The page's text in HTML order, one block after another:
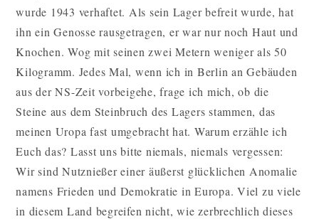
wurde 1943 verhaftet. Als sein Lager befreit wurde, hat
ihn ein Genosse rausgetragen, er war nur noch Haut und
Knochen. Wog mit seinen zwei Metern weniger als 50
Kilogramm. Jedes Mal, wenn ich in Berlin an Gebäuden
aus der NS-Zeit vorbeigehe, frage ich mich, ob die
Steine aus dem Steinbruch des Lagers stammen, das
meinen Uropa fast umgebracht hat. Warum erzähle ich
Euch das? Lasst uns bitte niemals, niemals vergessen:
Wir sind Nutznießer einer äußerst glücklichen Anomalie
namens Frieden und Demokratie in Europa. Viel zu viele
in diesem Land begreifen nicht, wie zerbrechlich dieses